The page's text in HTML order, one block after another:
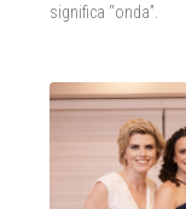
significa “onda”.